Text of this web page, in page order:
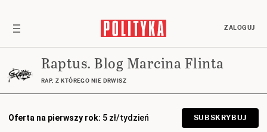
ZALOGUJ
Raptus. Blog Marcina Flinta
RAP, Z KTÓREGO NIE DRWISZ
Oferta na pierwszy rok: 5 zł/tydzień SUBSKRYBUJ